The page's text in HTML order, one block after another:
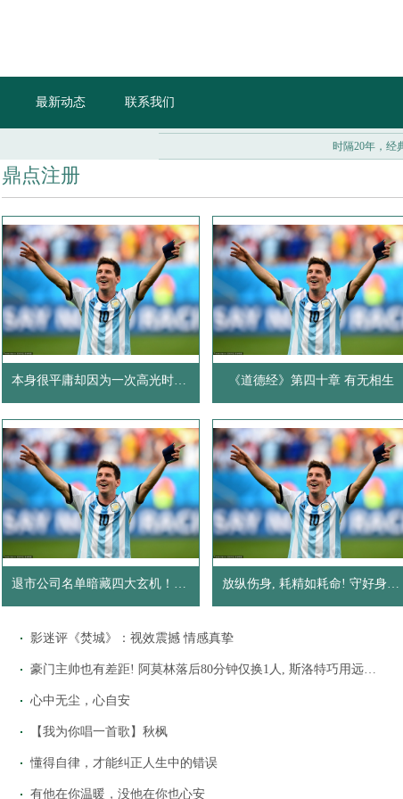
最新动态 联系我们
时隔20年，经典
鼎点注册
本身很平庸却因为一次高光时刻而名垂千古的史上十二大牛人！_张 《道德经》第四十章 有无相生
退市公司名单暗藏四大玄机！专家开出两剂“救命药方” 避免企业 放纵伤身, 耗精如耗命! 守好身体这三关, 补足气血养肾精!
影迷评《焚城》：视效震撼 情感真挚
豪门主帅也有差距! 阿莫林落后80分钟仅换1人, 斯洛特巧用远藤航
心中无尘，心自安
【我为你唱一首歌】秋枫
懂得自律，才能纠正人生中的错误
有他在你温暖，没他在你也心安